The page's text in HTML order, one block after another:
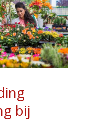
bij